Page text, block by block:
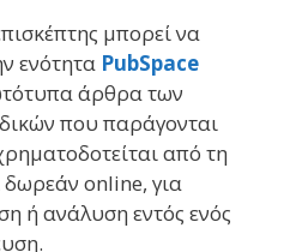
μπορεί να
ενότητα PubSpace
άρθρα των
που παράγονται
από τη
δωρεάν online, για
ή ανάλυση εντός ενός